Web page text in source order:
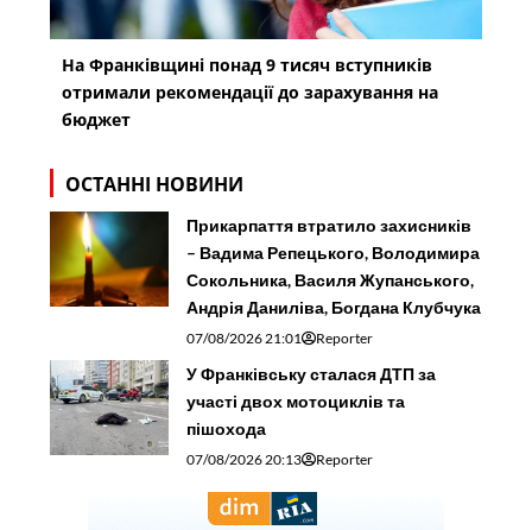
На Франківщині понад 9 тисяч вступників
отримали рекомендації до зарахування на
бюджет
ОСТАННІ НОВИНИ
Прикарпаття втратило захисників
– Вадима Репецького, Володимира
Сокольника, Василя Жупанського,
Андрія Даниліва, Богдана Клубчука
07/08/2026 21:01 Reporter
У Франківську сталася ДТП за
участі двох мотоциклів та
пішохода
07/08/2026 20:13 Reporter